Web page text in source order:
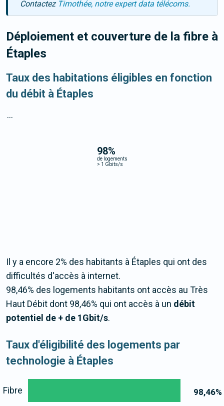
Contactez Timothée, notre expert data télécoms.
Déploiement et couverture de la fibre à
Étaples
Taux des habitations éligibles en fonction
du débit à Étaples
98%
de logements
> 1 Gbits/s
...
Il y a encore 2% des habitants à Étaples qui ont des
difficultés d'accès à internet.
98,46% des logements habitants ont accès au Très
Haut Débit dont 98,46% qui ont accès à un débit
potentiel de + de 1Gbit/s.
Taux d'éligibilité des logements par
technologie à Étaples
98,46%
Fibre